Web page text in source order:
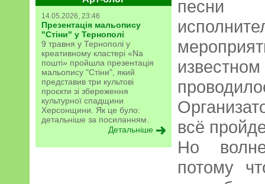
14.05.2026, 23:46
Презентація мальопису
"Стіни" у Тернополі
9 травня у Тернополі у
креативному кластері «Na
пошті» пройшла презентація
мальопису "Стіни", який
представив три культові
проєкти зі збереження
культурної спадщини
Херсонщини. Як це було:
детальніше за посиланням.
Детальніше
песни
всё
Но
потому